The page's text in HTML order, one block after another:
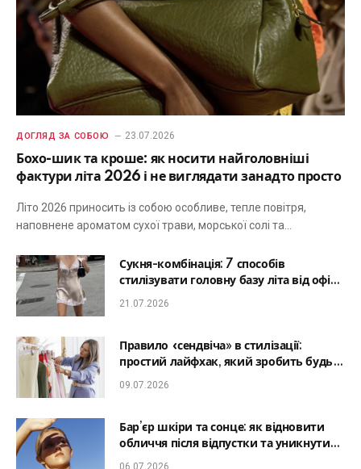
ДОГЛЯД ЗА СОБОЮ 23.07.2026
Бохо-шик та кроше: як носити найголовніші
фактури літа 2026 і не виглядати занадто просто
Літо 2026 приносить із собою особливе, тепле повітря,
наповнене ароматом сухої трави, морської солі та…
Сукня-комбінація: 7 способів
стилізувати головну базу літа від офісу
до романтичної вечері
21.07.2026
Правило «сендвіча» в стилізації:
простий лайфхак, який зробить будь-
який образ гармонійним
09.07.2026
Бар’єр шкіри та сонце: як відновити
обличчя після відпустки та уникнути
фотостаріння
06.07.2026